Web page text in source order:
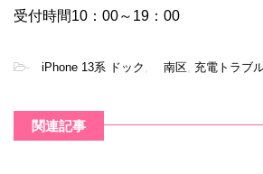
受付時間10：00～19：00
- iPhone 13系 ドック 南区 充電トラブ
関連記事